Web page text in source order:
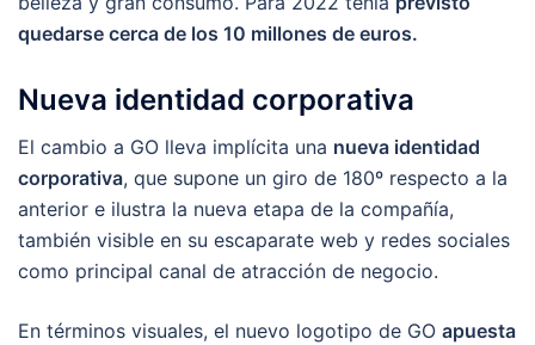
quedarse cerca de los 10 millones de euros.
Nueva identidad corporativa
El cambio a GO lleva implícita una nueva identidad
corporativa, que supone un giro de 180º respecto a la
anterior e ilustra la nueva etapa de la compañía,
también visible en su escaparate web y redes sociales
como principal canal de atracción de negocio.
En términos visuales, el nuevo logotipo de GO apuesta